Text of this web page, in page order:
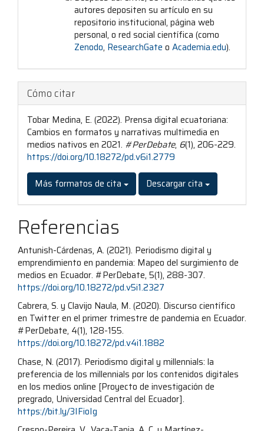
autores depositen su artículo en su
repositorio institucional, página web
personal, o red social científica (como
Zenodo, ResearchGate o Academia.edu).
Cómo citar
Tobar Medina, E. (2022). Prensa digital ecuatoriana:
Cambios en formatos y narrativas multimedia en
medios nativos en 2021. #PerDebate, 6(1), 206-229.
https://doi.org/10.18272/pd.v6i1.2779
Más formatos de cita
Descargar cita
Referencias
Antunish-Cárdenas, A. (2021). Periodismo digital y
emprendimiento en pandemia: Mapeo del surgimiento de
medios en Ecuador. #PerDebate, 5(1), 288-307.
https://doi.org/10.18272/pd.v5i1.2327
Cabrera, S. y Clavijo Naula, M. (2020). Discurso científico
en Twitter en el primer trimestre de pandemia en Ecuador.
#PerDebate, 4(1), 128-155.
https://doi.org/10.18272/pd.v4i1.1882
Chase, N. (2017). Periodismo digital y millennials: la
preferencia de los millennials por los contenidos digitales
en los medios online [Proyecto de investigación de
pregrado, Universidad Central del Ecuador].
https://bit.ly/3IFioIg